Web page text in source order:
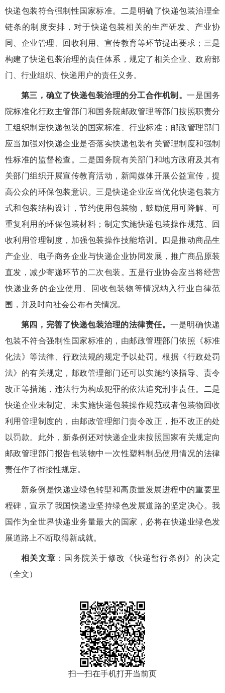
快递包装符合强制性国家标准。二是明确了快递包装治理全
链条的制度安排，对于快递包装相关的生产研发、产业协
同、企业管理、回收利用、宣传教育等环节提出要求；三是
构建了快递包装治理的责任体系，规定了相关企业、政府部
门、行业组织、快递用户的责任义务。
第三，确立了快递包装治理的分工合作机制。一是国务
院标准化行政主管部门和国务院邮政管理等部门按照职责分
工组织制定快递包装的国家标准、行业标准；邮政管理部门
应当加强对快递企业是否落实快递包装有关管理制度和强制
性标准的监督检查。二是国务院有关部门和地方政府及其有
关部门组织开展宣传教育活动，新闻媒体开展公益宣传，提
高公众的环保包装意识。三是快递企业应当优化快递包装方
式和包装结构设计，节约使用包装物，鼓励使用可降解、可
重复利用的环保包装材料；制定实施快递包装操作规范、回
收利用管理制度，加强包装操作技能培训。四是推动商品生
产企业、电子商务企业与快递企业协同发展，推广商品原装
直发，减少寄递环节的二次包装。五是行业协会应当将经营
快递业务的企业使用、回收包装物等情况纳入行业自律范
围，并及时向社会公布有关情况。
第四，完善了快递包装治理的法律责任。一是明确快递
包装不符合强制性国家标准的，由邮政管理部门依照《标准
化法》等法律、行政法规的规定予以处罚。根据《行政处罚
法》的有关规定，邮政管理部门还可以实施约谈指导、责令
改正等措施，违法行为构成犯罪的依法追究刑事责任。二是
快递企业未制定、未实施快递包装操作规范或者包装物回收
利用管理制度的，由邮政管理部门责令改正，拒不改正的处
以罚款。此外，新条例还对快递企业未按照国家有关规定向
邮政管理部门报告包装物中一次性塑料制品使用情况的法律
责任作了衔接性规定。
新条例是快递业绿色转型和高质量发展进程中的重要里
程碑，宣示了我国快递业坚持绿色发展道路的坚定决心。我
国作为全世界快递业务量最大的国家，必将在快递业绿色发
展道路上不断取得新成就。
相关文章 ：
国务院关于修改《快递暂行条例》的决定
（全文）
扫一扫在手机打开当前页